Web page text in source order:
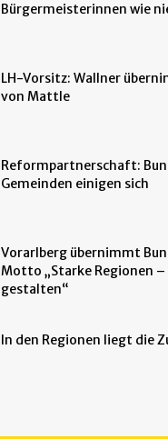
Bürgermeisterinnen wie
LH-Vorsitz: Wallner
von Mattle
Reformpartnerschaft:
Gemeinden einigen sich
Vorarlberg übernimmt
Motto „Starke Regionen
gestalten“
In den Regionen liegt die